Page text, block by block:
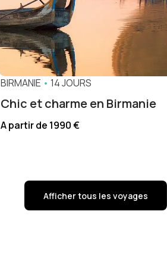
BIRMANIE • 14 JOURS
Chic et charme en Birmanie
A partir de 1990 €
Afficher tous les voyages